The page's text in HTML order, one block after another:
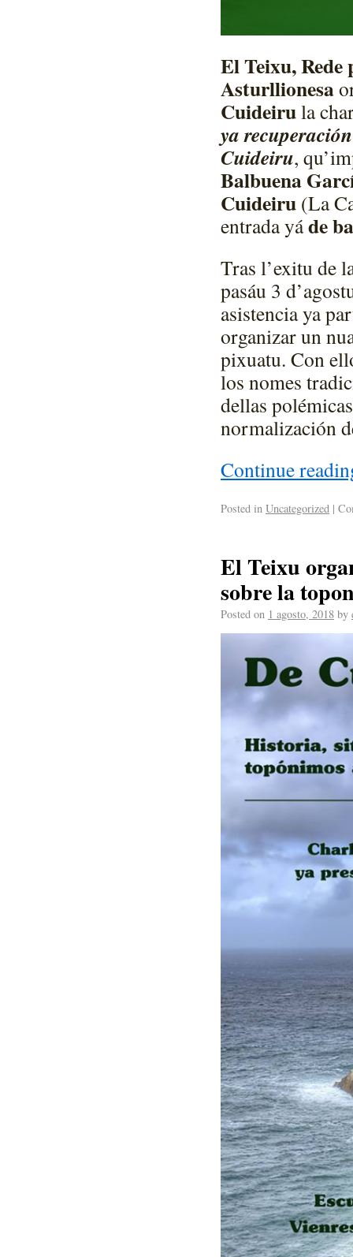
El Teixu,
Asturllionesa
Cuideirula
ya
Cuideiru,
Balbuena
Cuideiru (La
entrada yáde
Tras l’exitu de
pasáu 3
asistencia ya
organizar un
pixuatu. Con
los nomes
dellas
normalización
Continue
Posted in Uncategorized |
El Teixu
sobre la
Posted on 1 agosto, 2018 by